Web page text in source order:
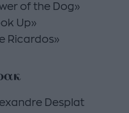
of the Dog»
Up»
Ricardos»
Desplat